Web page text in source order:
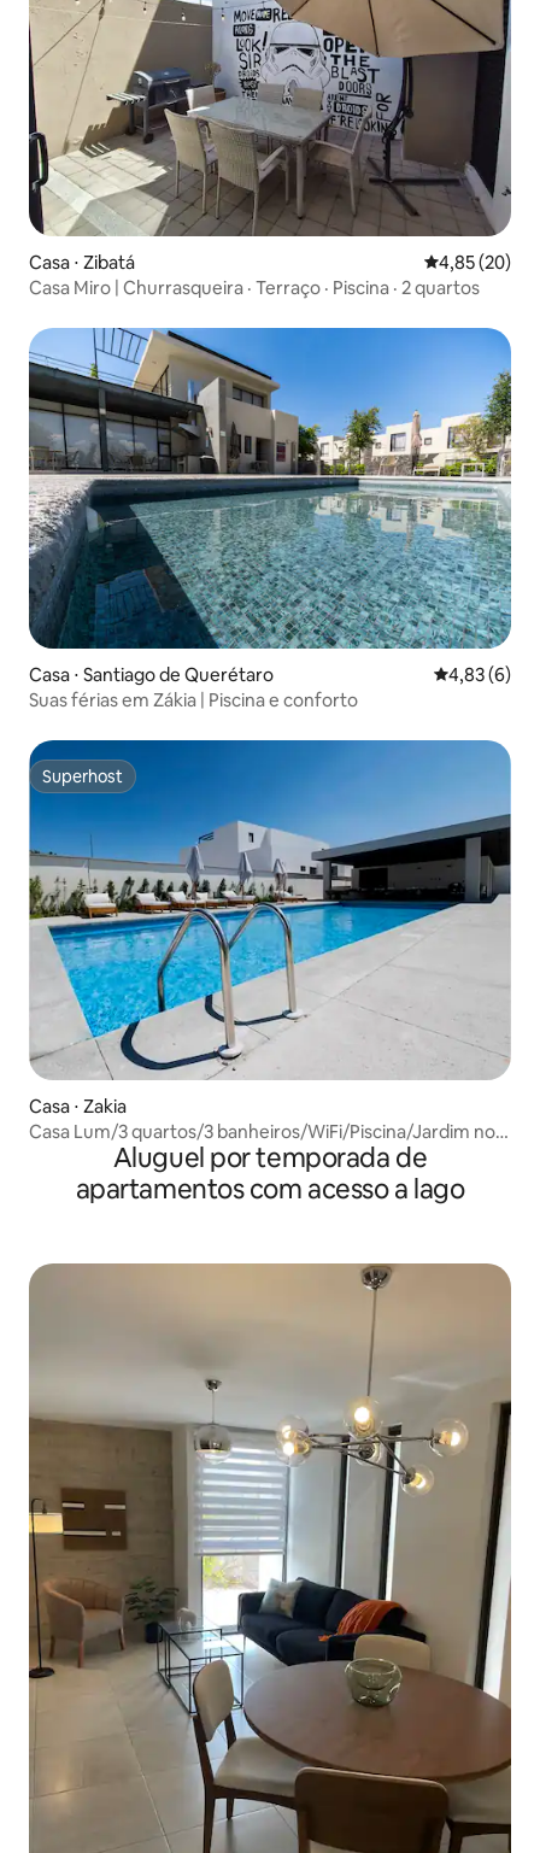
Casa ⋅ Zibatá 4,85 de uma
4,85 (20)
Casa Miro | Churrasqueira · Terraço · Piscina · 2 quartos
Casa ⋅ Santiago de Querétaro 4,83 de uma
4,83 (6)
Suas férias em Zákia | Piscina e conforto
Superhost
Superhost
Casa ⋅ Zakia
Casa Lum/3 quartos/3 banheiros/WiFi/Piscina/Jardim no
terraço/AcademiaAluguel por temporada de
apartamentos com acesso a lago